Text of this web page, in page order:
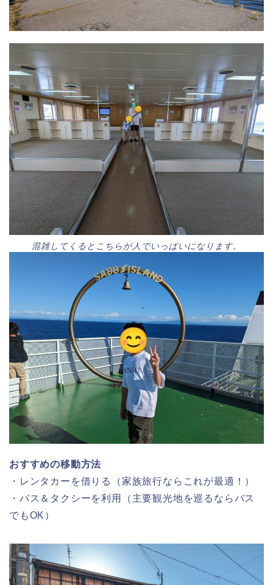
混雑してくるとこちらが人でいっぱいになります。
おすすめの移動方法
・レンタカーを借りる（家族旅行ならこれが最適！）
・バス＆タクシーを利用（主要観光地を巡るならバス
でもOK）